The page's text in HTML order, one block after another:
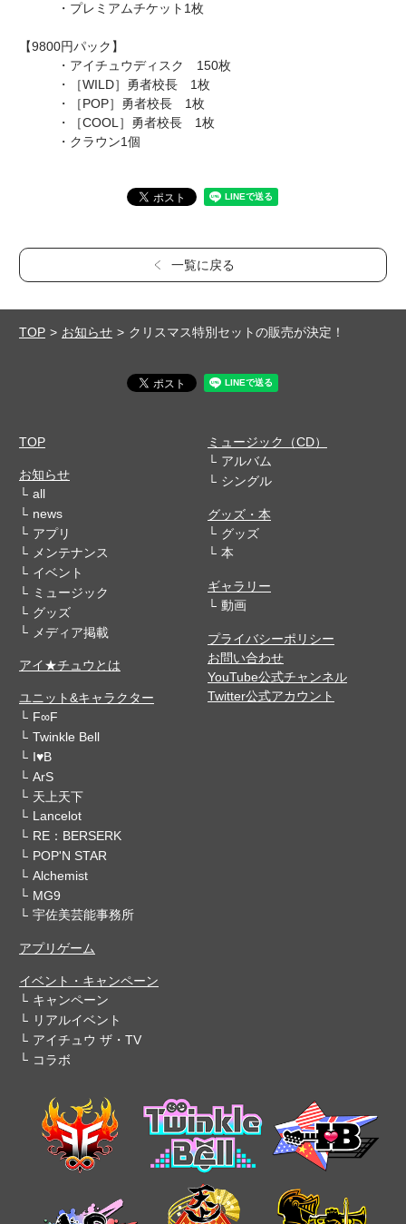
・プレミアムチケット1枚
【9800円パック】
・アイチュウディスク 150枚
・［WILD］勇者校長 1枚
・［POP］勇者校長 1枚
・［COOL］勇者校長 1枚
・クラウン1個
一覧に戻る
TOP お知らせ クリスマス特別セットの販売が決定！
TOP
お知らせ
all
news
アプリ
メンテナンス
イベント
ミュージック
グッズ
メディア掲載
アイ★チュウとは
ユニット&キャラクター
F∞F
Twinkle Bell
I♥B
ArS
天上天下
Lancelot
RE：BERSERK
POP'N STAR
Alchemist
MG9
宇佐美芸能事務所
アプリゲーム
イベント・キャンペーン
キャンペーン
リアルイベント
アイチュウ ザ・TV
コラボ
ミュージック（CD）
アルバム
シングル
グッズ・本
グッズ
本
ギャラリー
動画
プライバシーポリシー
お問い合わせ
YouTube公式チャンネル
Twitter公式アカウント